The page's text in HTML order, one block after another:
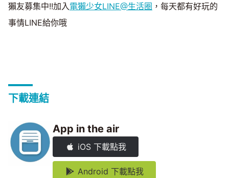
獺友募集中!!加入 電獺少女LINE@生活圈 ，每天都有好玩的
事情LINE給你哦
下載連結
App in the air
iOS 下載點我
Android 下載點我